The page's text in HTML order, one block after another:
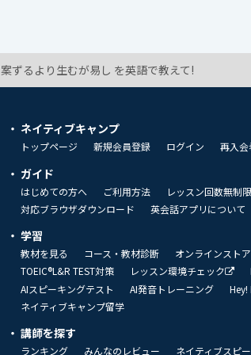
案ずるより生むが易し を英語で教えて!
ネイティブキャンプ
トップページ 新規会員登録 ログイン 再入
ガイド
はじめての方へ ご利用方法 レッスン回数無制
対応ブラウザダウンロード
英会話アプリについて
学習
教材を見る コース・教材診断 オンラインスト
TOEIC®L&R TEST対策
レッスン環境チェック
AIスピーキングテスト
AI発音トレーニング
ネイティブキャンプ留学
講師を探す
ランキング みんなのレビュー ネイティブスピ